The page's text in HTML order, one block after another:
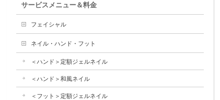
サービスメニュー＆料金
フェイシャル
ネイル・ハンド・フット
＜ハンド＞定額ジェルネイル
＜ハンド＞和風ネイル
＜フット＞定額ジェルネイル